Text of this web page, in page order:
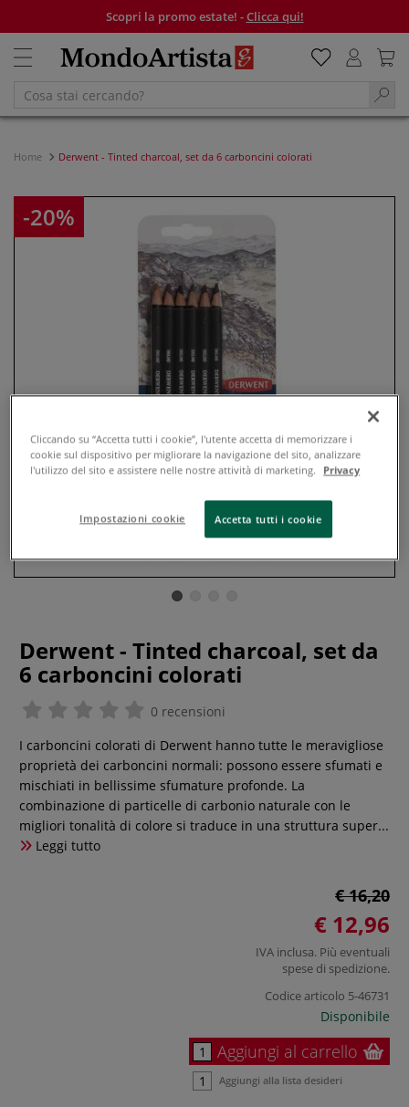
Scopri la promo estate! -Clicca qui!
Home Derwent - Tinted charcoal, set da 6 carboncini colorati
-20%
Derwent - Tinted charcoal, set da
6 carboncini colorati
0 recensioni
I carboncini colorati di Derwent hanno tutte le meravigliose
proprietà dei carboncini normali: possono essere sfumati e
mischiati in bellissime sfumature profonde. La
combinazione di particelle di carbonio naturale con le
migliori tonalità di colore si traduce in una struttura super...
Leggi tutto
€ 16,20
€ 12,96
IVA inclusa. Più eventuali
spese di spedizione.
Codice articolo 5-46731
Disponibile
Aggiungi al carrello
Aggiungi alla lista desideri
Cliccando su “Accetta tutti i cookie”, l'utente accetta di memorizzare i
cookie sul dispositivo per migliorare la navigazione del sito, analizzare
l'utilizzo del sito e assistere nelle nostre attività di marketing. Privacy
Impostazioni cookie Accetta tutti i cookie